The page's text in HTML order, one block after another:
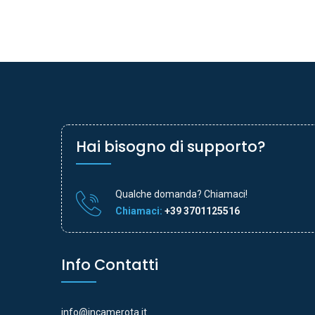
Hai bisogno di supporto?
Qualche domanda? Chiamaci!
Chiamaci: +39 3701125516
Info Contatti
info@incamerota.it